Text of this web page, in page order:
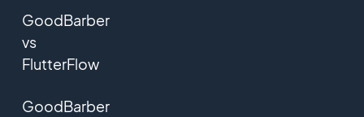
GoodBarber
vs
FlutterFlow
GoodBarber